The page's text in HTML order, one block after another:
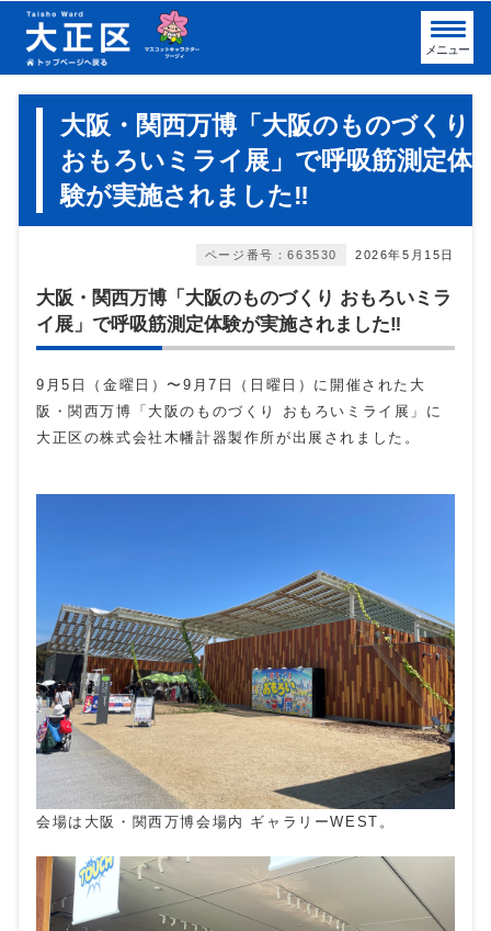
メニュー
大阪・関西万博「大阪のものづくり
おもろいミライ展」で呼吸筋測定体
験が実施されました‼
2026年5月15日
ページ番号：663530
大阪・関西万博「大阪のものづくり おもろいミラ
イ展」で呼吸筋測定体験が実施されました‼
9月5 日（金曜日）〜9 月7 日（日曜日）に開催された大
阪・関西万博「大阪のものづくり おもろいミライ展」に
大正区の株式会社木幡計器製作所が出展されました。
会場は大阪・関西万博会場内 ギャラリーWEST。